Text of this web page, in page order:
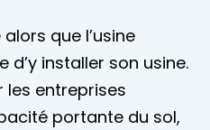
que l’usine
d’y installer son usine.
les entreprises
portante du sol,